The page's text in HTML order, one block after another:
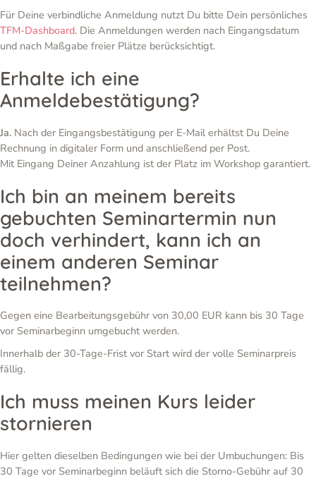
Für Deine verbindliche Anmeldung nutzt Du bitte Dein persönliches
TFM-Dashboard. Die Anmeldungen werden nach Eingangsdatum
und nach Maßgabe freier Plätze berücksichtigt.
Erhalte ich eine
Anmeldebestätigung?
Ja. Nach der Eingangsbestätigung per E-Mail erhältst Du Deine
Rechnung in digitaler Form und anschließend per Post.
Mit Eingang Deiner Anzahlung ist der Platz im Workshop garantiert.
Ich bin an meinem bereits
gebuchten Seminartermin nun
doch verhindert, kann ich an
einem anderen Seminar
teilnehmen?
Gegen eine Bearbeitungsgebühr von 30,00 EUR kann bis 30 Tage
vor Seminarbeginn umgebucht werden.
Innerhalb der 30-Tage-Frist vor Start wird der volle Seminarpreis
fällig.
Ich muss meinen Kurs leider
stornieren
Hier gelten dieselben Bedingungen wie bei der Umbuchungen: Bis
30 Tage vor Seminarbeginn beläuft sich die Storno-Gebühr auf 30